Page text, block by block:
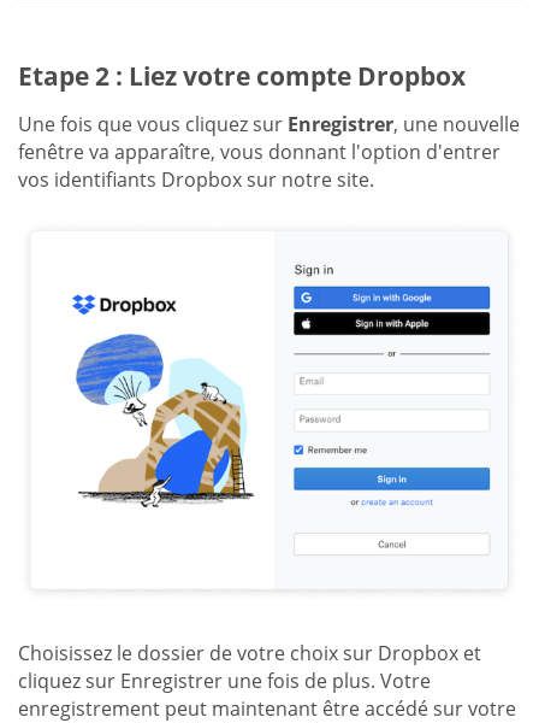
Etape 2 : Liez votre compte Dropbox
Une fois que vous cliquez sur Enregistrer, une nouvelle
fenêtre va apparaître, vous donnant l'option d'entrer
vos identifiants Dropbox sur notre site.
Choisissez le dossier de votre choix sur Dropbox et
cliquez sur Enregistrer une fois de plus. Votre
enregistrement peut maintenant être accédé sur votre